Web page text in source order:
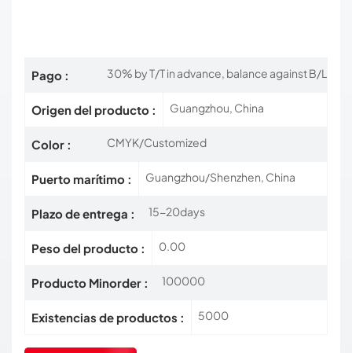
Pago : 30% by T/T in advance, balance against B/L
Origen del producto : Guangzhou, China
Color : CMYK/Customized
Puerto marítimo : Guangzhou/Shenzhen, China
Plazo de entrega : 15-20days
Peso del producto : 0.00
Producto Minorder : 100000
Existencias de productos : 5000